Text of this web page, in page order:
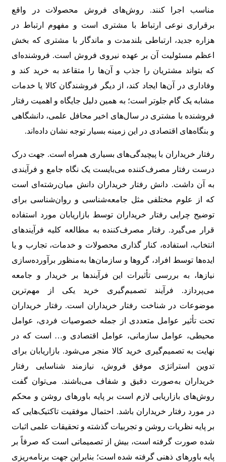
مناسب اجرا کنند. روش‌های فروش محصولات در واقع
برقراری نوعی ارتباط با مشتری است و مفهوم ارتباط در
هزاره جدید، ارتباطی بلندمدت و ماندگار با مشتری که بخش
اعظم مسئولیت آن بر عهده نیروی فروش است. فروشنده‌ای
که بتواند مشتریان را جذب و آن‌ها را متقاعد به خرید کند و
وفاداری در آن‌ها ایجاد کند، از دیگر فروشندگان کالا یا خدمات
مشابه یک گام جلوتر است؛ به همین دلیل جایگاه و اهمیت رفتار
فروشنده با مشتری در سال‌های اخیر محافل علمی، دانشگاهی
و بنگاه‌های اقتصادی در این زمینه بسیار توجه نشان داده‌اند.
رفتار خریداران با پیچیدگی‌های بسیاری همراه است. جهت درک
درست رفتار مصرف‌کننده می‌بایست یک نگاه جامع و فرآیندی
به آن داشت. دانش رفتار خریداران دانش میان‌رشته‌ای است
که از علوم مختلفی مثل جامعه‌شناسی و روان‌شناسی برای
توضیح چرایی رفتار خریداران توسط بازاریابان مورد استفاده
قرار می‌گیرد. رفتار مصرف‌کننده به مطالعه کلیه فرآیندهای
انتخاب، استفاده، کنار گذاری محصولات و خدمات، تجارب و یا
ایده‌ها توسط افراد، گروها و سازمان‌ها به‌منظور برآورده‌سازی
نیازها، به بررسی تأثیرات این فرآیندها بر خریدار و جامعه
می‌پردازد. فرآیند تصمیم‌گیری خرید یکی از مهم‌ترین
موضوعات در شناخت رفتار خریداران است. رفتار خریداران
تحت تأثیر عوامل متعددی از جمله خصوصیات فردی، عوامل
محیطی، عوامل سازمانی، عوامل اقتصادی و… است که در
نهایت به تصمیم‌گیری خرید کالا منجر می‌شود. بازاریابان برای
تدوین استراتژی موفق فروش، نیازمند شناسایی رفتار
خریداران به‌صورت دقیق و شفاف می‌باشند. می‌توان گفت
روش‌های بازاریابی لازم است بر پایه باورهای روشن و محکم
در مورد رفتار خریداران باشد. احتمال موفقیت تاکتیک‌هایی که
بر پایه نظریات روشن و تجربیات گذشته و تحقیقات علمی اثبات‌
شده صورت گرفته است، بیش از تصمیماتی است که صرفاً بر
پایه باورهای ذهنی گرفته‌ شده است؛ بنابراین جهت برنامه‌ریزی